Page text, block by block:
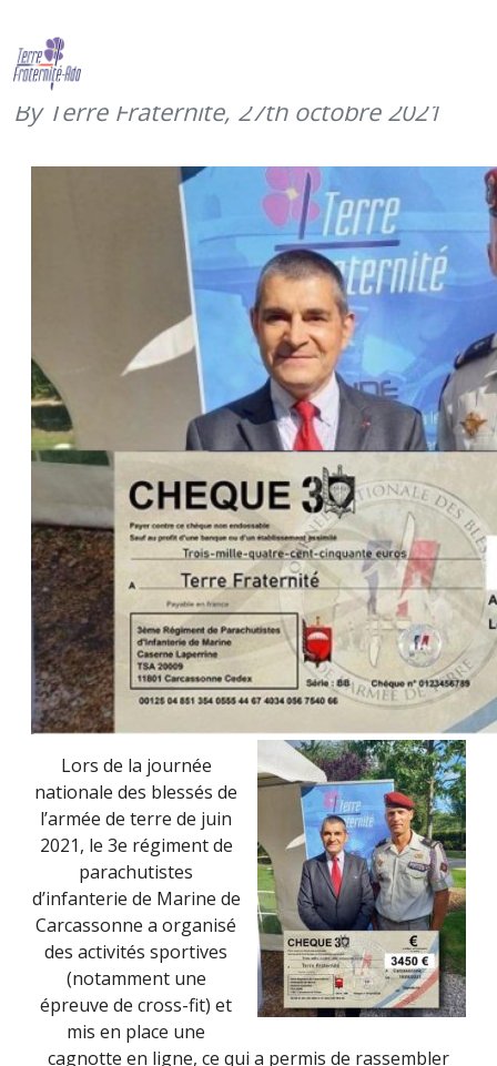
JNBAT – retour sur les dons – merci
au 3e RPIMA
By Terre Fraternité, 27th octobre 2021
Lors de la journée
nationale des blessés de
l’armée de terre de juin
2021, le 3e régiment de
parachutistes
d’infanterie de Marine de
Carcassonne a organisé
des activités sportives
(notamment une
épreuve de cross-fit) et
mis en place une
cagnotte en ligne, ce qui a permis de rassembler